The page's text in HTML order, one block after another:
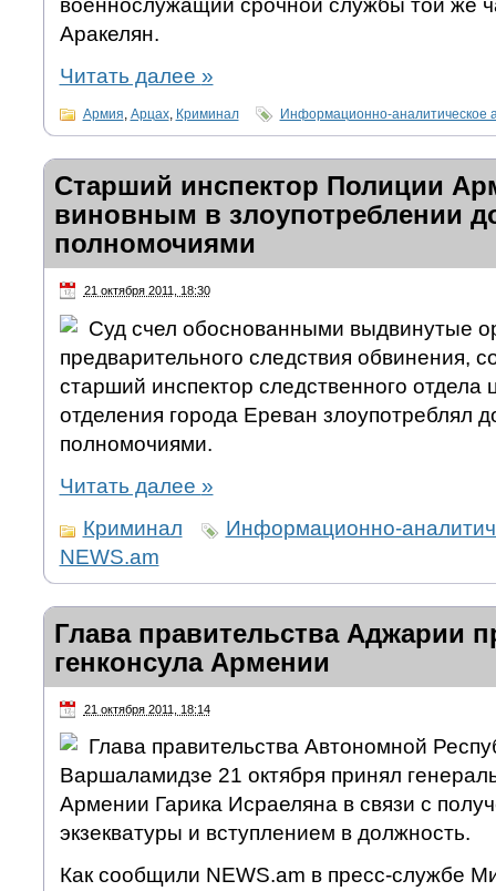
военнослужащий срочной службы той же
Аракелян.
Читать далее »
Армия, Арцах, Криминал Информационно-аналитическое
Старший инспектор Полиции
виновным в злоупотреблении
полномочиями
21 октября 2011, 18:30
Суд счел обоснованными выдвинутые
предварительного следствия обвинения,
старший инспектор следственного отдела
отделения города Ереван злоупотреблял
полномочиями.
Читать далее »
Криминал
Информационно-
NEWS.am
Глава правительства Аджарии
генконсула Армении
21 октября 2011, 18:14
Глава правительства Автономной
Варшаламидзе 21 октября принял
Армении Гарика Исраеляна в связи с
экзекватуры и вступлением в должность.
Как сообщили NEWS.am в пресс-службе